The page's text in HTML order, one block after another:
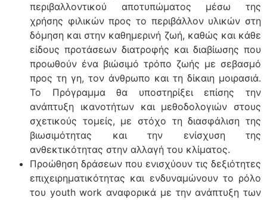
περιβαλλοντικού αποτυπώματος μέσω της
χρήσης φιλικών προς το περιβάλλον υλικών στη
δόμηση και στην καθημερινή ζωή, καθώς και κάθε
είδους προτάσεων διατροφής και διαβίωσης που
προωθούν ένα βιώσιμό τρόπο ζωής με σεβασμό
προς τη γη, τον άνθρωπο και τη δίκαιη μοιρασιά.
Το Πρόγραμμα θα υποστηρίξει επίσης την
ανάπτυξη ικανοτήτων και μεθοδολογιών στους
σχετικούς τομείς, με στόχο τη διασφάλιση της
βιωσιμότητας και την ενίσχυση της
ανθεκτικότητας στην αλλαγή του κλίματος.
Προώθηση δράσεων που ενισχύουν τις δεξιότητες
επιχειρηματικότητας και ενδυναμώνουν το ρόλο
του youth work αναφορικά με την ανάπτυξη των